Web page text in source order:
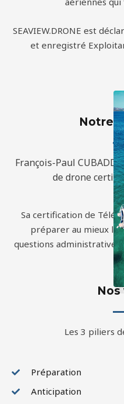
SEAVIEW.DRONE est
et enregistré
Notre
François-Paul
de drone
Sa certification de
préparer au mieux
questions
Nos
Les 3 piliers
Préparation
Anticipation